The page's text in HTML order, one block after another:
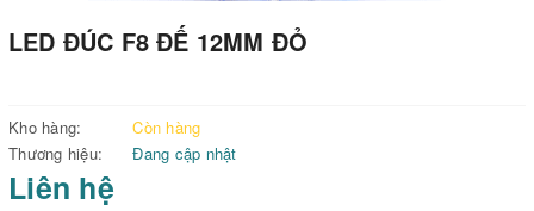
LED ĐÚC F8 ĐẾ 12MM ĐỎ
Kho hàng:
Còn hàng
Thương hiệu:
Đang cập nhật
Liên hệ